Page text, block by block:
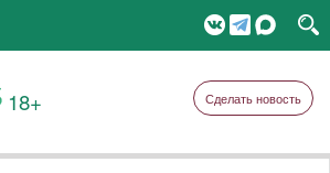
18+ Сделать новость